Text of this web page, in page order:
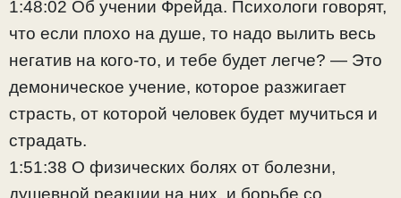
1:48:02 Об учении Фрейда. Психологи говорят,
что если плохо на душе, то надо вылить весь
негатив на кого-то, и тебе будет легче? — Это
демоническое учение, которое разжигает
страсть, от которой человек будет мучиться и
страдать.
1:51:38 О физических болях от болезни,
душевной реакции на них, и борьбе со